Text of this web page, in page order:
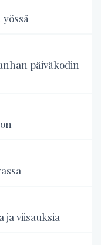
päiväkodin
ja viisauksia